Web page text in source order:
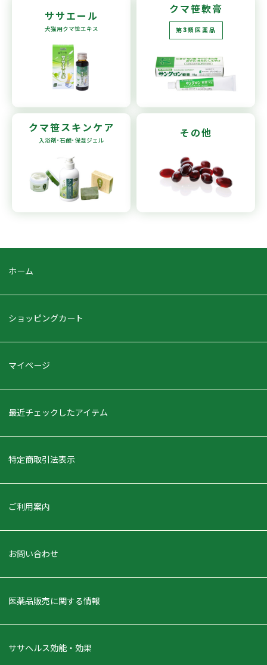
ササエール
犬猫用クマ笹エキス
クマ笹軟膏
第3類医薬品
クマ笹スキンケア
入浴剤･石鹸･保湿ジェル
その他
ホーム
ショッピングカート
マイページ
最近チェックしたアイテム
特定商取引法表示
ご利用案内
お問い合わせ
医薬品販売に関する情報
ササヘルス効能・効果